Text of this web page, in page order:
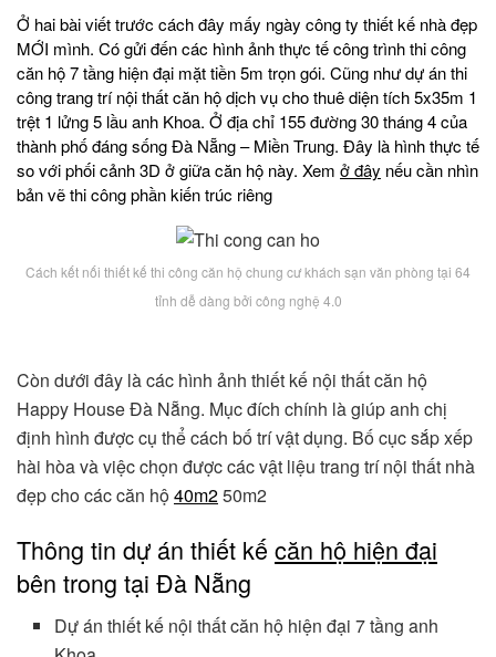
Ở hai bài viết trước cách đây mấy ngày công ty thiết kế nhà đẹp
MỚI mình. Có gửi đến các hình ảnh thực tế công trình thi công
căn hộ 7 tầng hiện đại mặt tiền 5m trọn gói. Cũng như dự án thi
công trang trí nội thất căn hộ dịch vụ cho thuê diện tích 5x35m 1
trệt 1 lửng 5 lầu anh Khoa. Ở địa chỉ 155 đường 30 tháng 4 của
thành phố đáng sống Đà Nẵng – Miền Trung. Đây là hình thực tế
so với phối cảnh 3D ở giữa căn hộ này. Xem ở đây nếu cần nhìn
bản vẽ thi công phần kiến trúc riêng
Cách kết nối thiết kế thi công căn hộ chung cư khách sạn văn phòng tại 64
tỉnh dễ dàng bởi công nghệ 4.0
Còn dưới đây là các hình ảnh thiết kế nội thất căn hộ
Happy House Đà Nẵng. Mục đích chính là giúp anh chị
định hình được cụ thể cách bố trí vật dụng. Bố cục sắp xếp
hài hòa và việc chọn được các vật liệu trang trí nội thất nhà
đẹp cho các căn hộ40m250m2
Thông tin dự án thiết kế căn hộ hiện đại
bên trong tại Đà Nẵng
Dự án thiết kế nội thất căn hộ hiện đại 7 tầng anh